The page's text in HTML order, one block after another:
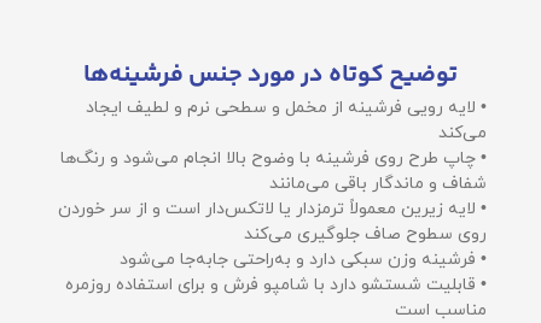
توضیح کوتاه در مورد جنس فرشینه‌ها
• لایه رویی فرشینه از مخمل و سطحی نرم و لطیف ایجاد
می‌کند
• چاپ طرح روی فرشینه با وضوح بالا انجام می‌شود و رنگ‌ها
شفاف و ماندگار باقی می‌مانند
• لایه زیرین معمولاً ترمزدار یا لاتکس‌دار است و از سر خوردن
روی سطوح صاف جلوگیری می‌کند
• فرشینه وزن سبکی دارد و به‌راحتی جابه‌جا می‌شود
• قابلیت شستشو دارد با شامپو فرش و برای استفاده روزمره
مناسب است